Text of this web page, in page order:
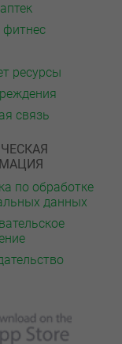
фитнес
ресурсы
связь
по обработке
данных